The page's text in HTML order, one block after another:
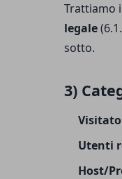
Trattiamo i
legale
sotto.
3)
Utenti
Host/